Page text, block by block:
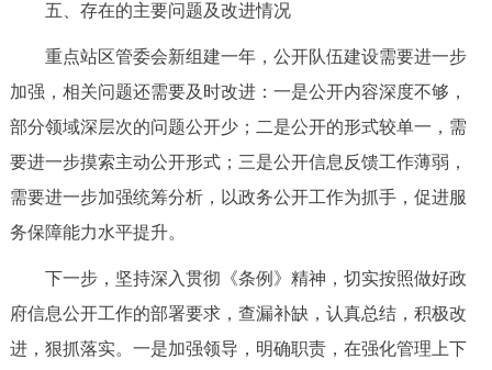
五、存在的主要问题及改进情况
重点站区管委会新组建一年，公开队伍建设需要进一步
加强，相关问题还需要及时改进：一是公开内容深度不够，
部分领域深层次的问题公开少；二是公开的形式较单一，需
要进一步摸索主动公开形式；三是公开信息反馈工作薄弱，
需要进一步加强统筹分析，以政务公开工作为抓手，促进服
务保障能力水平提升。
下一步，坚持深入贯彻《条例》精神，切实按照做好政
府信息公开工作的部署要求，查漏补缺，认真总结，积极改
进，狠抓落实。一是加强领导，明确职责，在强化管理上下